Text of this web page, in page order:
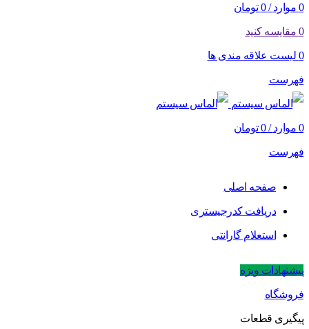
0 موارد /
0 تومان
0 مقایسه کنید
0 لیست علاقه مندی ها
فهرست
0 موارد /
0 تومان
فهرست
صفحه اصلی
دریافت کدرجیستری
استعلام گارانتی
پیشنهادات ویژه
فروشگاه
پیگیری قطعات